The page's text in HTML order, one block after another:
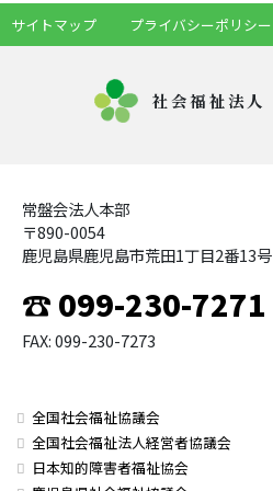
サイトマップ プライバシーポリシー
社会福祉法人
常盤会法人本部
〒890-0054
鹿児島県鹿児島市荒田1丁目2番13号
☎ 099-230-7271
FAX: 099-230-7273
全国社会福祉協議会
全国社会福祉法人経営者協議会
日本知的障害者福祉協会